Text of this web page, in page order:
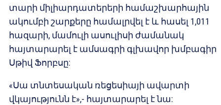
տարի միլիարդատերերի համաշխարհային
ակումբի շարքերը համալրվել է և հասել 1,011
հազարի, մամուլի ասուլիսի ժամանակ
հայտարարել է ամսագրի գլխավոր խմբագիր
Սթիվ Ֆորբսը:
«Սա տնտեսական ռեցեսիայի ավարտի
վկայությունն է»,- հայտարարել է նա: